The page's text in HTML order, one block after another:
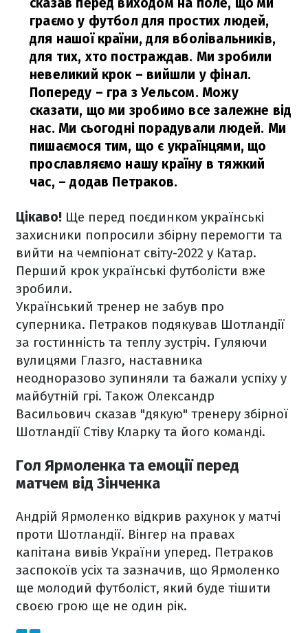
сказав перед виходом на поле, що ми
граємо у футбол для простих людей,
для нашої країни, для вболівальників,
для тих, хто постраждав. Ми зробили
невеликий крок – вийшли у фінал.
Попереду – гра з Уельсом. Можу
сказати, що ми зробимо все залежне від
нас. Ми сьогодні порадували людей. Ми
пишаємося тим, що є українцями, що
прославляємо нашу країну в тяжкий
час, – додав Петраков.
Цікаво! Ще перед поєдинком українські
захисники попросили збірну перемогти та
вийти на чемпіонат світу-2022 у Катар.
Перший крок українські футболісти вже
зробили.
Український тренер не забув про
суперника. Петраков подякував Шотландії
за гостинність та теплу зустріч. Гуляючи
вулицями Глазго, наставника
неодноразово зупиняли та бажали успіху у
майбутній грі. Також Олександр
Васильович сказав "дякую" тренеру збірної
Шотландії Стіву Кларку та його команді.
Гол Ярмоленка та емоції перед
матчем від Зінченка
Андрій Ярмоленко відкрив рахунок у матчі
проти Шотландії. Вінгер на правах
капітана вивів України уперед. Петраков
заспокоїв усіх та зазначив, що Ярмоленко
ще молодий футболіст, який буде тішити
своєю грою ще не один рік.